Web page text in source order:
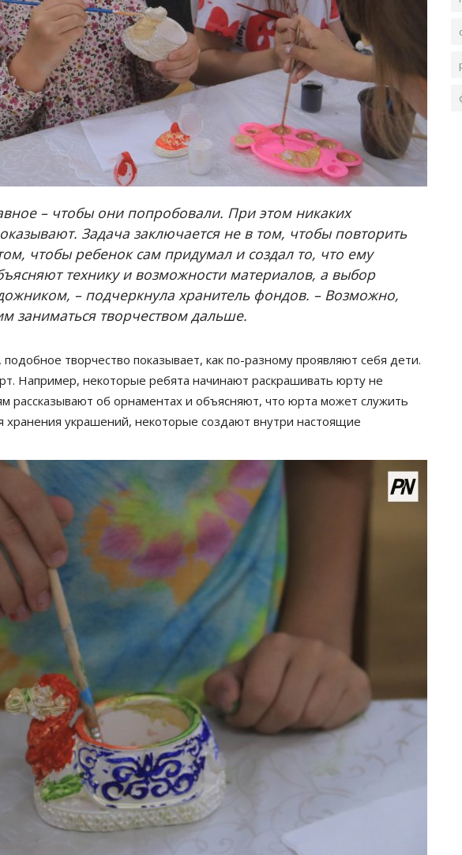
– чтобы они попробовали. При этом никаких
Задача заключается не в том, чтобы повторить
чтобы ребенок сам придумал и создал то, что ему
технику и возможности материалов, а выбор
– подчеркнула хранитель фондов. – Возможно,
заниматься творчеством дальше.
творчество показывает, как по-разному проявляют себя дети.
Например, некоторые ребята начинают раскрашивать юрту не
рассказывают об орнаментах и объясняют, что юрта может служить
хранения украшений, некоторые создают внутри настоящие